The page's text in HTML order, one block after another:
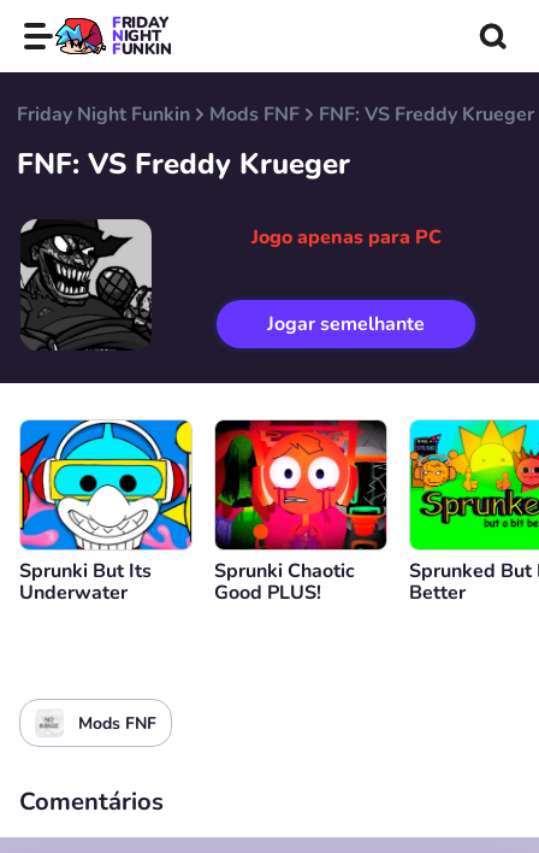
FRIDAY
NIGHT
FUNKIN
Friday Night Funkin Mods FNF FNF: VS Freddy Krueger
FNF: VS Freddy Krueger
Jogo apenas para PC
Jogar semelhante
Sprunki But Its
Underwater
Sprunki Chaotic
Good PLUS!
Sprunked But
Better
Mods FNF
Comentários